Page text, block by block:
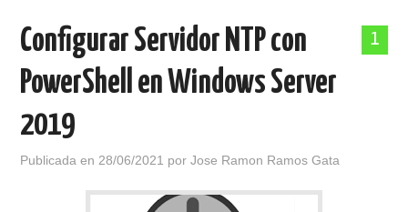
1
Configurar Servidor NTP con
PowerShell en Windows Server
2019
Publicada en 28/06/2021 porJose Ramon Ramos Gata